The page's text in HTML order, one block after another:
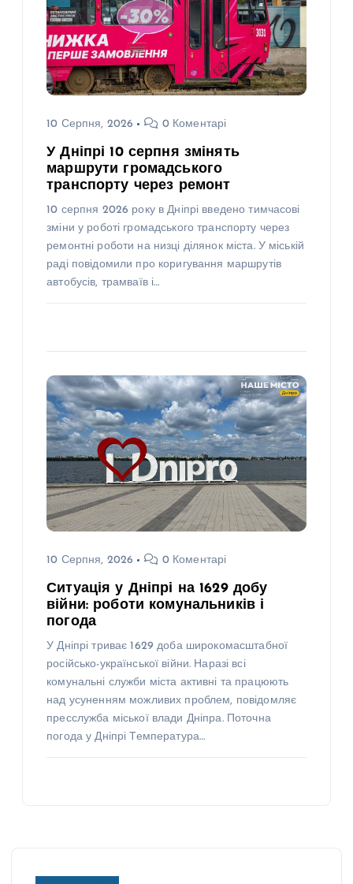
10 Серпня, 2026 0 Коментарі
У Дніпрі 10 серпня змінять
маршрути громадського
транспорту через ремонт
10 серпня 2026 року в Дніпрі введено тимчасові
зміни у роботі громадського транспорту через
ремонтні роботи на низці ділянок міста. У міській
раді повідомили про коригування маршрутів
автобусів, трамваїв і…
10 Серпня, 2026 0 Коментарі
Ситуація у Дніпрі на 1629 добу
війни: роботи комунальників і
погода
У Дніпрі триває 1629 доба широкомасштабної
російсько-української війни. Наразі всі
комунальні служби міста активні та працюють
над усуненням можливих проблем, повідомляє
пресслужба міської влади Дніпра. Поточна
погода у Дніпрі Температура…